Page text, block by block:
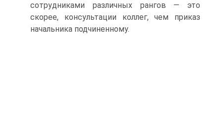
сотрудниками различных рангов — это
скорее, консультации коллег, чем приказ
начальника подчиненному.